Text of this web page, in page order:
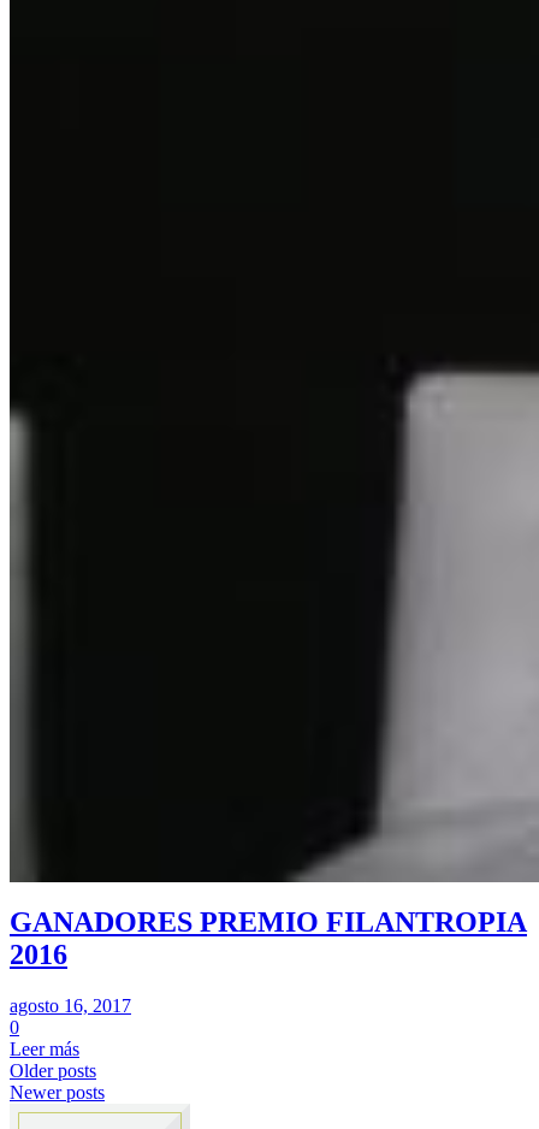
GANADORES PREMIO FILANTROPIA
2016
agosto 16, 2017
0
Leer más
Older posts
Newer posts